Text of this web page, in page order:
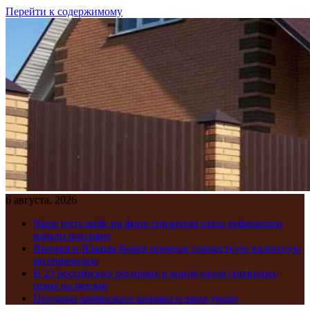
Перейти к содержимому
6 августа, 2026
Чаще пить кофе на фоне снижения цены кофемашин
начали россияне
Япония и Южная Корея провели совместную валютную
интервенцию
В 23 российских регионах в конце июля снизились
цены на бензин
Продажи армянского коньяка и вина упали